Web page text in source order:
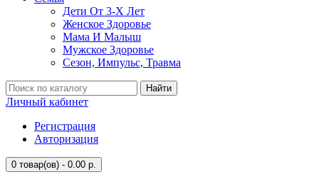
Дети От 3-Х Лет
Женское Здоровье
Мама И Малыш
Мужское Здоровье
Сезон, Импульс, Травма
Найти
Личный кабинет
Регистрация
Авторизация
0 товар(ов) - 0.00 р.